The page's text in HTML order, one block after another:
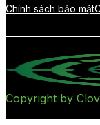
Chính sách bảo mật
Copyright by